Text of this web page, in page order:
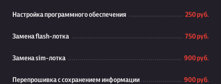
Настройка программного обеспечения 250 руб.
Замена flash-лотка 750 руб.
Замена sim-лотка 900 руб.
Перепрошивка с сохранением информации 900 руб.